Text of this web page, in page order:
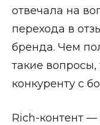
отвечала на
перехода в
бренда. Чем
такие
конкуренту с
Rich-контент —